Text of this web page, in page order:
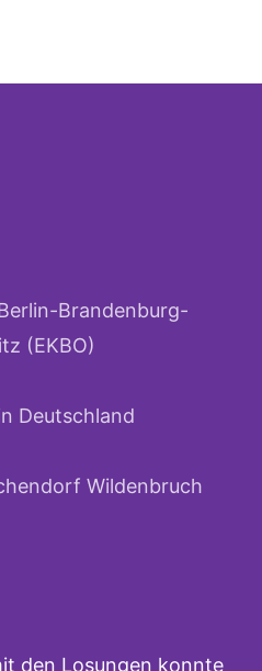
Brandenburg-
(EKBO)
Deutschland
Wildenbruch
den Losungen konnte